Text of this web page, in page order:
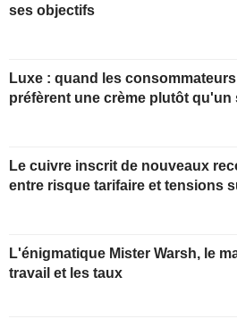
ses objectifs
Luxe : quand les
préfèrent une crème plutôt qu'un
Le cuivre inscrit de nouveaux
entre risque tarifaire et tensions
L'énigmatique Mister Warsh, le
travail et les taux